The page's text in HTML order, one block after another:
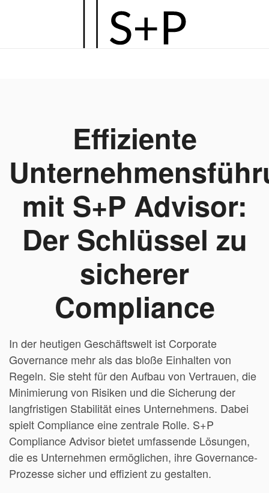
Effiziente
mit S+P Advisor:
Der Schlüssel zu
sicherer
Compliance
In der heutigen Geschäftswelt ist Corporate
Governance mehr als das bloße Einhalten von
Regeln. Sie steht für den Aufbau von Vertrauen, die
Minimierung von Risiken und die Sicherung der
langfristigen Stabilität eines Unternehmens. Dabei
spielt Compliance eine zentrale Rolle. S+P
Compliance Advisor bietet umfassende Lösungen,
die es Unternehmen ermöglichen, ihre Governance-
Prozesse sicher und effizient zu gestalten.